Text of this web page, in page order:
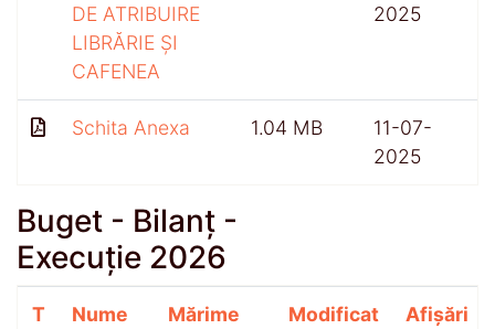
DE ATRIBUIRE
LIBRĂRIE ȘI
CAFENEA
2025
Schita Anexa 1.04 MB
11-07-
2025
Buget - Bilanț -
Execuție 2026
T Nume Mărime
Modificat
Afișări